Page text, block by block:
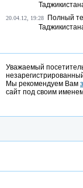
20.04.12, 19:28
Полный
Уважаемый
Мы рекомендуем Вам
сайт под своим